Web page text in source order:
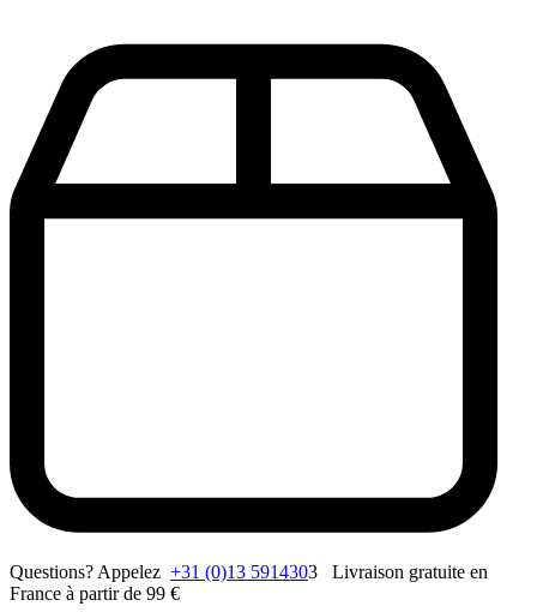
Questions? Appelez +31 (0)13 5914303 Livraison gratuite en
France à partir de 99 €